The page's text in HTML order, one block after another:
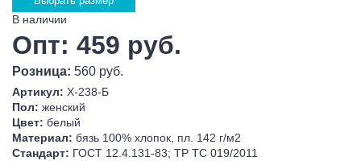
В наличии
Опт: 459 руб.
Розница: 560 руб.
Артикул: Х-238-Б
Пол: женский
Цвет: белый
Материал: бязь 100% хлопок, пл. 142 г/м2
Стандарт: ГОСТ 12.4.131-83; ТР ТС 019/2011